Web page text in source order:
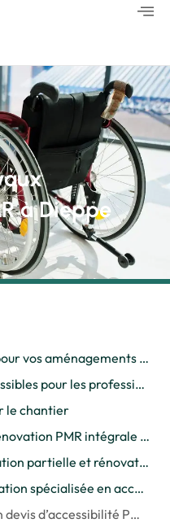
à Dieppe
Faut-il vraiment un spécialiste pour vos aménagements PMR en bord de mer ?
Normes et prescriptions accessibles pour les professionnels du bâtiment
le chantier
45% des clients préfèrent une rénovation PMR intégrale plutôt que partielle
Coûts comparés entre adaptation partielle et rénovation totale logement
Choisir une entreprise de rénovation spécialisée en accessibilité PMR : checklist terrain
Éléments obligatoires dans un devis d’accessibilité PMR détaillé